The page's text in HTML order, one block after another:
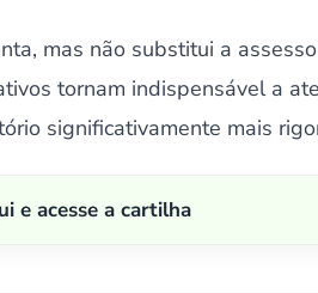
mas não substitui a
tornam indispensável a
significativamente mais
e acesse a cartilha